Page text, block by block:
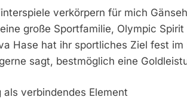
verkörpern für mich
große Sportfamilie, Olympic
Hase hat ihr sportliches Ziel fest im
sagt, bestmöglich eine
als verbindendes Element